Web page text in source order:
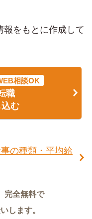
をもとに作成して
相談OK
職
む
の種類・平均給
完全無料で
します。